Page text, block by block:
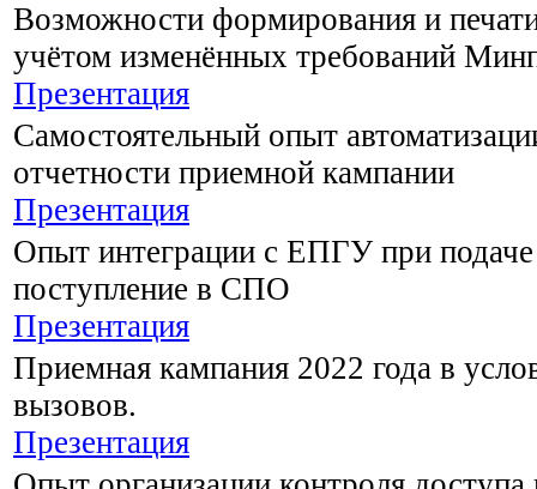
Возможности формирования и
учётом изменённых требований
Презентация
Самостоятельный опыт
отчетности приемной кампании
Презентация
Опыт интеграции с ЕПГУ при подаче
поступление в СПО
Презентация
Приемная кампания 2022 года в
вызовов.
Презентация